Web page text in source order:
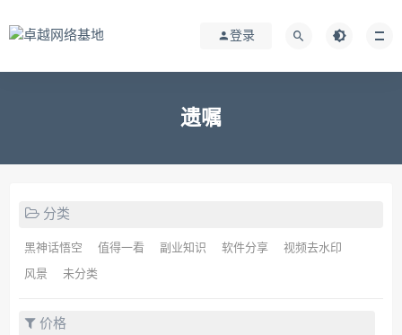
登录
遗嘱
分类
黑神话悟空 值得一看 副业知识 软件分享 视频去水印
风景 未分类
价格